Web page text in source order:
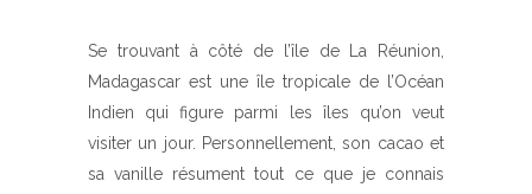
Se trouvant à côté de l’île de La Réunion,
Madagascar est une île tropicale de l’Océan
Indien qui figure parmi les îles qu’on veut
visiter un jour. Personnellement, son cacao et
sa vanille résument tout ce que je connais